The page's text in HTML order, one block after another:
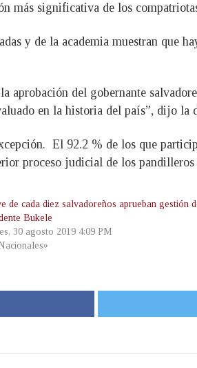
más significativa de los
y de la academia muestran que
aprobación del gobernante
en la historia del país”, dijo
El 92.2 % de los que
proceso judicial de los
de cada diez salvadoreños aprueban gestión
Bukele
30 agosto 2019 4:09 PM